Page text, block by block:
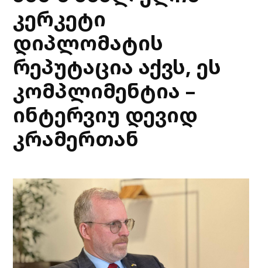
კერკეტი
დიპლომატის
რეპუტაცია აქვს, ეს
კომპლიმენტია –
ინტერვიუ დევიდ
კრამერთან